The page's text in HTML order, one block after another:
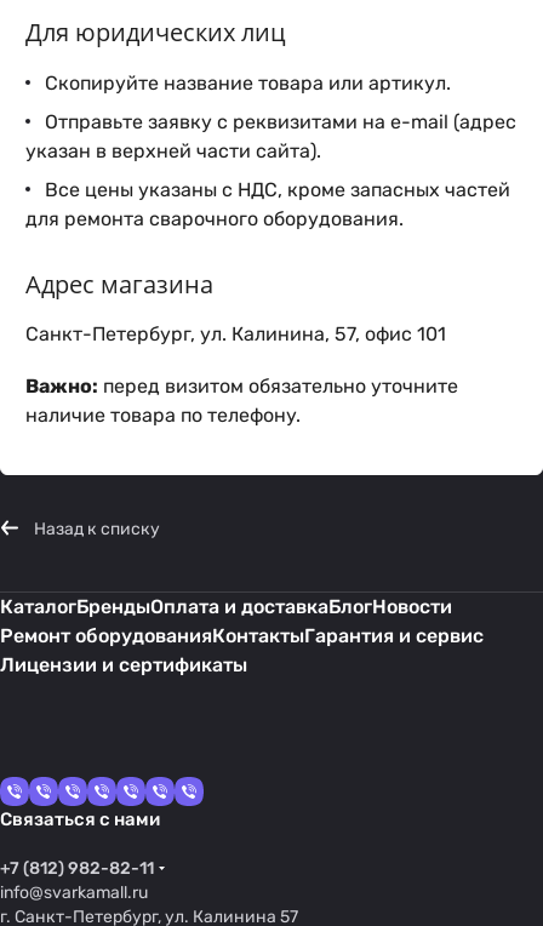
Для юридических лиц
Скопируйте название товара или артикул.
Отправьте заявку с реквизитами на e-mail (адрес
указан в верхней части сайта).
Все цены указаны с НДС, кроме запасных частей
для ремонта сварочного оборудования.
Адрес магазина
Санкт-Петербург, ул. Калинина, 57, офис 101
Важно: перед визитом обязательно уточните
наличие товара по телефону.
Назад к списку
КаталогБрендыОплата и доставкаБлогНовости
Ремонт оборудованияКонтактыГарантия и сервис
Лицензии и сертификаты
Связаться с нами
+7 (812) 982-82-11
info@svarkamall.ru
г. Санкт-Петербург, ул. Калинина 57